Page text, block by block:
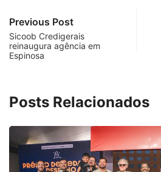
Previous Post
Sicoob Credigerais
reinaugura agência em
Espinosa
Posts Relacionados